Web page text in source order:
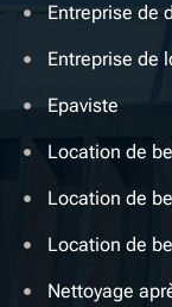
Entreprise de
Entreprise de
Epaviste
Location de
Location de
Location de
Nettoyage